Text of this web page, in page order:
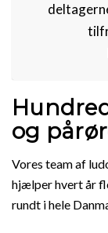
og
Vores team af
hjælper hvert år
rundt i hele